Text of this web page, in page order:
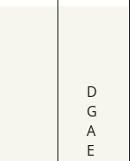
D
G
A
E